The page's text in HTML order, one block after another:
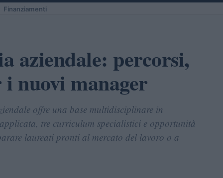
Finanziamenti
aziendale: percorsi,
i nuovi manager
offre una base multidisciplinare in
tre curriculum specialistici e opportunità
laureati pronti al mercato del lavoro o a